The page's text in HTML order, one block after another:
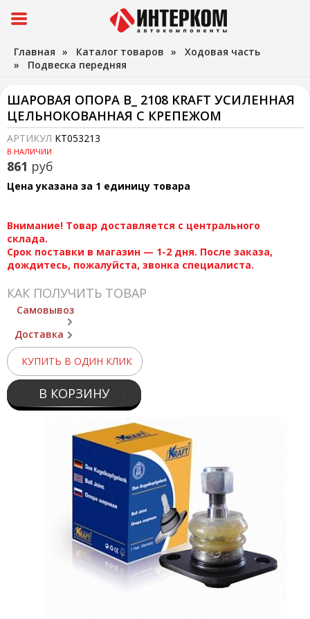
Главная » Каталог товаров » Ходовая часть
» Подвеска передняя
ШАРОВАЯ ОПОРА В_ 2108 KRAFT УСИЛЕННАЯ
ЦЕЛЬНОКОВАННАЯ С КРЕПЕЖОМ
АРТИКУЛ KT053213
В НАЛИЧИИ
861 руб
Цена указана за 1 единицу товара
Внимание! Товар доставляется с центрального
склада.
Срок поставки в магазин — 1-2 дня. После заказа,
дождитесь, пожалуйста, звонка специалиста.
КАК ПОЛУЧИТЬ ТОВАР
Самовывоз
Доставка
КУПИТЬ В ОДИН КЛИК
В КОРЗИНУ